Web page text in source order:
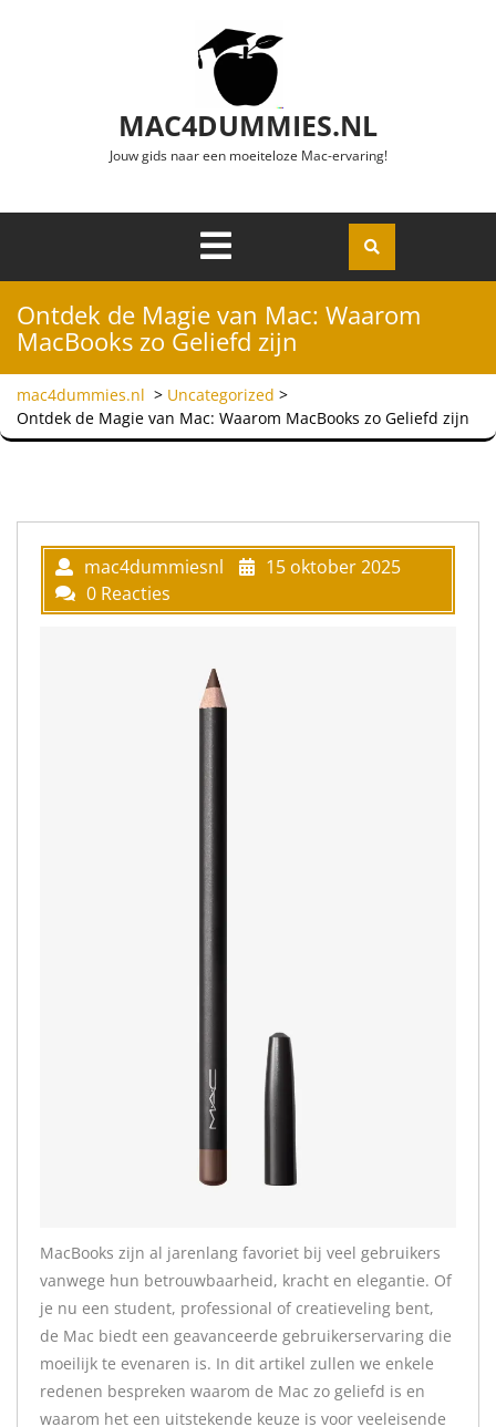
MAC4DUMMIES.NL
Jouw gids naar een moeiteloze Mac-ervaring!
Openen
Ontdek de Magie van Mac: Waarom
MacBooks zo Geliefd zijn
mac4dummies.nl > Uncategorized >
Ontdek de Magie van Mac: Waarom MacBooks zo Geliefd zijn
mac4dummiesnl
15 oktober 2025
0 Reacties
MacBooks zijn al jarenlang favoriet bij veel gebruikers
vanwege hun betrouwbaarheid, kracht en elegantie. Of
je nu een student, professional of creatieveling bent,
de Mac biedt een geavanceerde gebruikerservaring die
moeilijk te evenaren is. In dit artikel zullen we enkele
redenen bespreken waarom de Mac zo geliefd is en
waarom het een uitstekende keuze is voor veeleisende